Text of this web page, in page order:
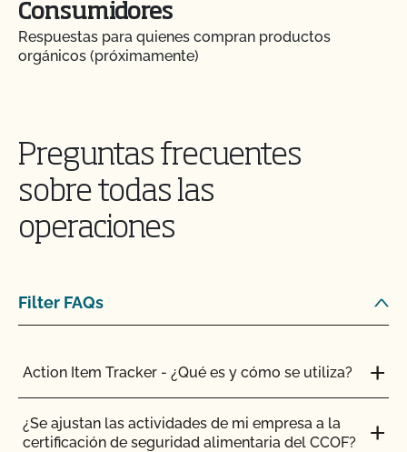
Consumidores
Respuestas para quienes compran productos
orgánicos (próximamente)
Preguntas frecuentes
sobre todas las
operaciones
Filter FAQs
Action Item Tracker - ¿Qué es y cómo se utiliza?
¿Se ajustan las actividades de mi empresa a la
certificación de seguridad alimentaria del CCOF?